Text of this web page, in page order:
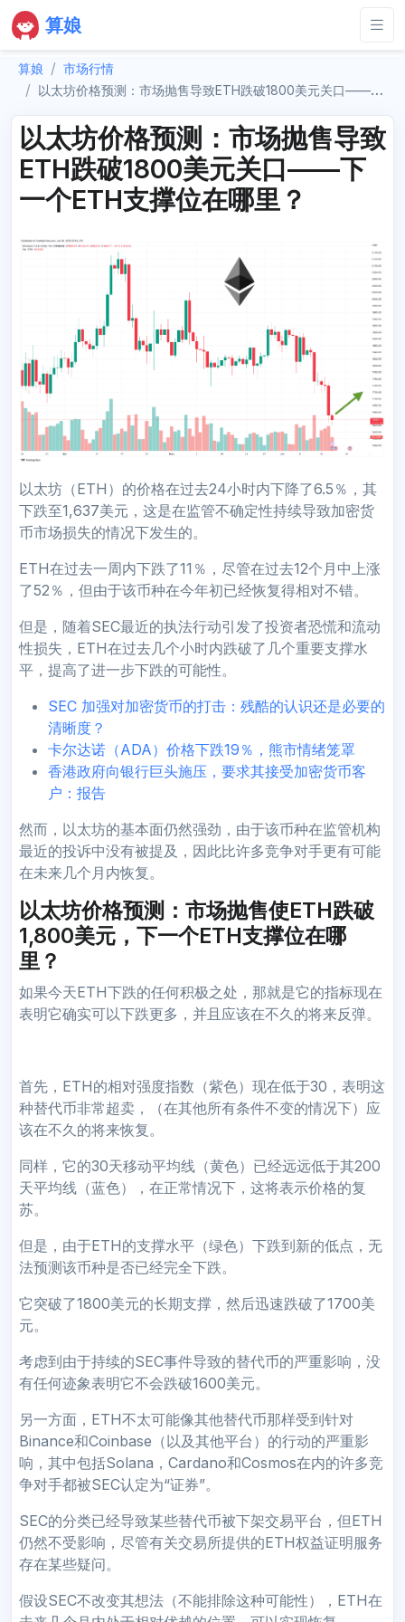
算娘
算娘
市场行情
以太坊价格预测：市场抛售导致ETH跌破1800美元关口——下一个ETH支撑位在哪里？
以太坊价格预测：市场抛售导致
ETH跌破1800美元关口——下
一个ETH支撑位在哪里？
以太坊（ETH）的价格在过去24小时内下降了6.5％，其
下跌至1,637美元，这是在监管不确定性持续导致加密货
币市场损失的情况下发生的。
ETH在过去一周内下跌了11％，尽管在过去12个月中上涨
了52％，但由于该币种在今年初已经恢复得相对不错。
但是，随着SEC最近的执法行动引发了投资者恐慌和流动
性损失，ETH在过去几个小时内跌破了几个重要支撑水
平，提高了进一步下跌的可能性。
SEC 加强对加密货币的打击：残酷的认识还是必要的
清晰度？
卡尔达诺（ADA）价格下跌19％，熊市情绪笼罩
香港政府向银行巨头施压，要求其接受加密货币客
户：报告
然而，以太坊的基本面仍然强劲，由于该币种在监管机构
最近的投诉中没有被提及，因此比许多竞争对手更有可能
在未来几个月内恢复。
以太坊价格预测：市场抛售使ETH跌破
1,800美元，下一个ETH支撑位在哪
里？
如果今天ETH下跌的任何积极之处，那就是它的指标现在
表明它确实可以下跌更多，并且应该在不久的将来反弹。
首先，ETH的相对强度指数（紫色）现在低于30，表明这
种替代币非常超卖，（在其他所有条件不变的情况下）应
该在不久的将来恢复。
同样，它的30天移动平均线（黄色）已经远远低于其200
天平均线（蓝色），在正常情况下，这将表示价格的复
苏。
但是，由于ETH的支撑水平（绿色）下跌到新的低点，无
法预测该币种是否已经完全下跌。
它突破了1800美元的长期支撑，然后迅速跌破了1700美
元。
考虑到由于持续的SEC事件导致的替代币的严重影响，没
有任何迹象表明它不会跌破1600美元。
另一方面，ETH不太可能像其他替代币那样受到针对
Binance和Coinbase（以及其他平台）的行动的严重影
响，其中包括Solana，Cardano和Cosmos在内的许多竞
争对手都被SEC认定为“证券”。
SEC的分类已经导致某些替代币被下架交易平台，但ETH
仍然不受影响，尽管有关交易所提供的ETH权益证明服务
存在某些疑问。
假设SEC不改变其想法（不能排除这种可能性），ETH在